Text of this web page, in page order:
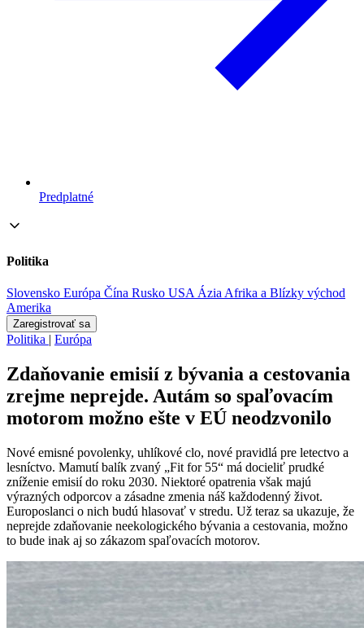
Predplatné
Politika
Slovensko Európa Čína Rusko USA ÁziaAfrika a Blízky východ
Amerika
Zaregistrovať sa
Politika | Európa
Zdaňovanie emisií z bývania a cestovania
zrejme neprejde. Autám so spaľovacím
motorom možno ešte v EÚ neodzvonilo
Nové emisné povolenky, uhlíkové clo, nové pravidlá pre letectvo a
lesníctvo. Mamutí balík zvaný „Fit for 55“ má docieliť prudké
zníženie emisií do roku 2030. Niektoré opatrenia však majú
výrazných odporcov a zásadne zmenia náš každodenný život.
Europoslanci o nich budú hlasovať v stredu. Už teraz sa ukazuje, že
neprejde zdaňovanie neekologického bývania a cestovania, možno
to bude inak aj so zákazom spaľovacích motorov.